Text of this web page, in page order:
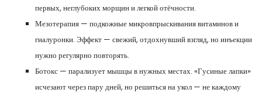
первых, неглубоких морщин и легкой отёчности.
Мезотерапия — подкожные микровпрыскивания витаминов и
гиалуронки. Эффект — свежий, отдохнувший взгляд, но инъекции
нужно регулярно повторять.
Ботокс — парализует мышцы в нужных местах. «Гусиные лапки»
исчезают через пару дней, но решиться на укол — не каждому